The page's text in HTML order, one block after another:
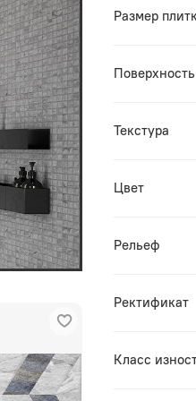
Размер
Поверхность
Текстура
Цвет
Рельеф
Ректификат
Класс